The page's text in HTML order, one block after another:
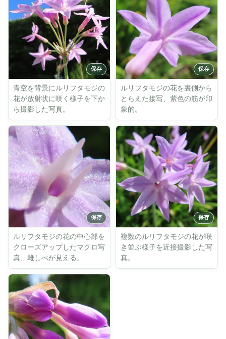
青空を背景にルリフタモジの
花が放射状に咲く様子を下か
ら撮影した写真。
ルリフタモジの花を裏側から
とらえた接写、紫色の筋が印
象的。
ルリフタモジの花の中心部を
クローズアップしたマクロ写
真、雌しべが見える。
複数のルリフタモジの花が咲
き並ぶ様子を近接撮影した写
真。